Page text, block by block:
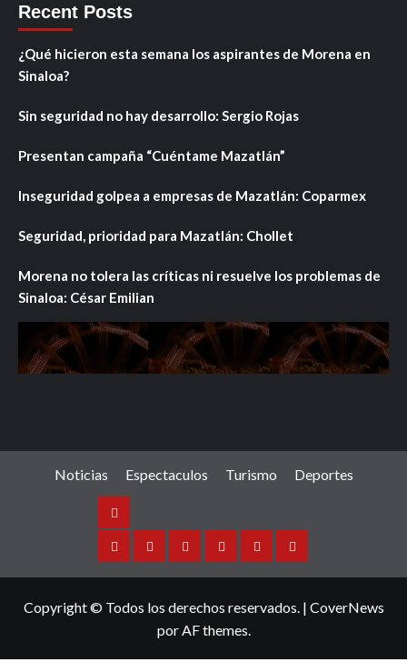
Recent Posts
¿Qué hicieron esta semana los aspirantes de Morena en
Sinaloa?
Sin seguridad no hay desarrollo: Sergio Rojas
Presentan campaña “Cuéntame Mazatlán”
Inseguridad golpea a empresas de Mazatlán: Coparmex
Seguridad, prioridad para Mazatlán: Chollet
Morena no tolera las críticas ni resuelve los problemas de
Sinaloa: César Emilian
Noticias Espectaculos Turismo Deportes
Noticias
SinaloaNacionalInternacionalEspectaculos
TurismoDeportes
Copyright © Todos los derechos reservados. | CoverNews
por AF themes.